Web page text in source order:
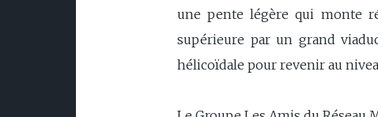
une pente légère qui monte
supérieure par un grand
hélicoïdale pour revenir au